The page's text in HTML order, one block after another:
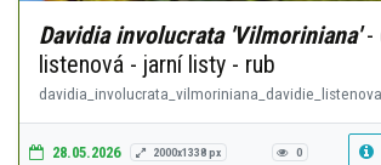
Davidia involucrata 'Vilmoriniana'-
listenová - jarní listy - rub
28.05.2026 2000x1338 px 0